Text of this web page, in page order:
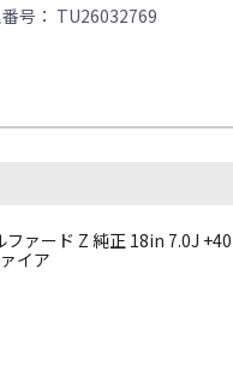
号： TU26032769
ァード Z 純正 18in 7.0J
イア